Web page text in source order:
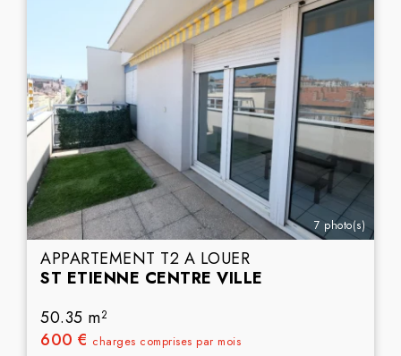
7 photo(s)
APPARTEMENT T2 A LOUER
ST ETIENNE CENTRE VILLE
50.35 m2
600 € charges comprises par mois